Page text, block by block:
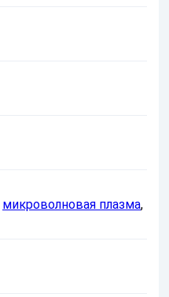
микроволновая плазма,